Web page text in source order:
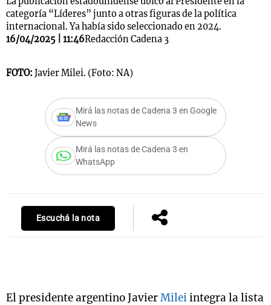
categoría “Líderes” junto a otras figuras de la política
internacional. Ya había sido seleccionado en 2024.
16/04/2025 | 11:46Redacción Cadena 3
FOTO: Javier Milei. (Foto: NA)
Mirá las notas de Cadena 3 en Google
News
Mirá las notas de Cadena 3 en
WhatsApp
Escuchá la nota
El presidente argentino JavierMileiintegra la lista
Notas
Mundial 2026